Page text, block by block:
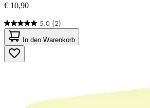
€ 10,90
5.0 (2)
5.0
von
5
Sternen.
2
In den Warenkorb